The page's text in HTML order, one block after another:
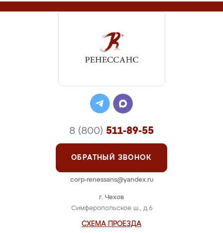
г. Чехов
Симферопольское ш., д.6
СХЕМА ПРОЕЗДА
8 (800) 511-89-55
ОБРАТНЫЙ ЗВОНОК
corp-renessans@yandex.ru